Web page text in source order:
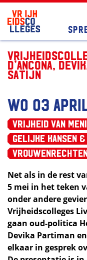
d’Ancona,
Satijn
wo 03
Vrijheid van
Gelijke kansen
Net als in de rest
5 mei in het teken
onder andere
Vrijheidscolleges
gaan oud-politica
Devika Partiman
elkaar in gesprek